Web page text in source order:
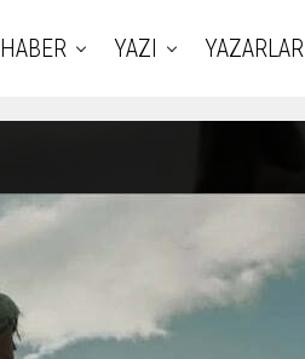
HABER YAZI YAZARLAR